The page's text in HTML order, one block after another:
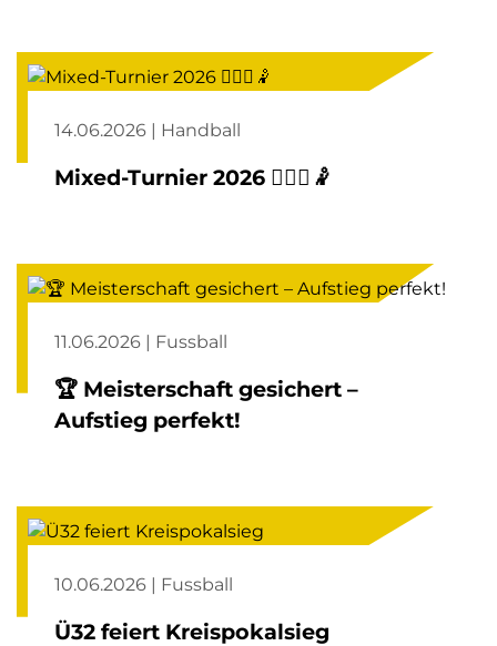
14.06.2026 | Handball
Mixed-Turnier 2026 🤾🏼‍♀️🤾
11.06.2026 | Fussball
🏆 Meisterschaft gesichert –
Aufstieg perfekt!
10.06.2026 | Fussball
Ü32 feiert Kreispokalsieg